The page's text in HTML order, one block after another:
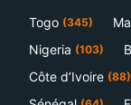
Togo (345)
Nigeria (103)
Côte d’Ivoire (88)